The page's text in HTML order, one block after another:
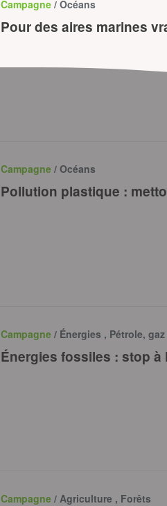
Campagne / Océans
Pour des aires marines
Campagne / Océans
Pollution plastique :
Campagne / Énergies , Pétrole,
Énergies fossiles : stop à
Campagne / Agriculture , Forêts